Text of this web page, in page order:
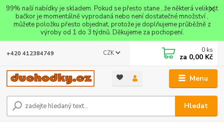
99% naší nabídky je skladem. Pokud se přesto stane , že některá velikost
bačkor je momentálně vyprodaná nebo není dostatečné množství ,
můžete položku přesto objednat, protože je doplňujeme průběžně z
výroby od 1 do 3 týdnů. Děkujeme za pochopení.
Menu
CZK
Hledat
+420 412384749 0 ks
za 0,00 Kč